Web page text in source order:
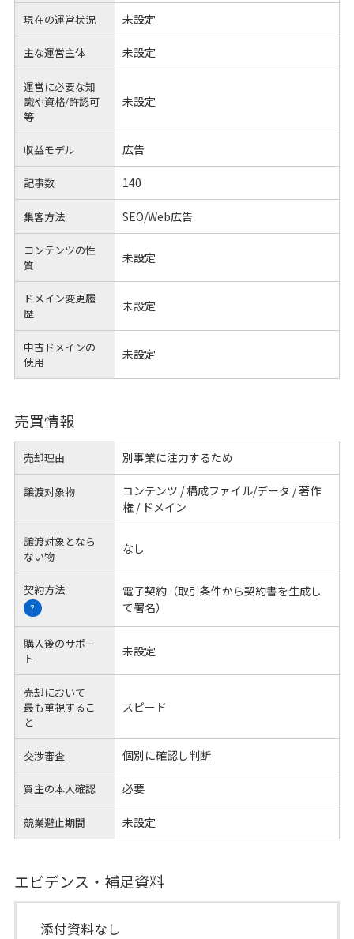
現在の運営状況 未設定
主な運営主体 未設定
運営に必要な知
識や資格/許認可
等
未設定
収益モデル 広告
記事数 140
集客方法 SEO/Web広告
コンテンツの性
質
未設定
ドメイン変更履
歴
未設定
中古ドメインの
使用
未設定
売買情報
売却理由 別事業に注力するため
譲渡対象物
コンテンツ / 構成ファイル/データ / 著作
権 / ドメイン
譲渡対象となら
ない物
なし
契約方法
?
電子契約（取引条件から契約書を生成し
て署名）
購入後のサポー
ト
未設定
売却において
最も重視するこ
と
スピード
交渉審査 個別に確認し判断
買主の本人確認 必要
競業避止期間 未設定
エビデンス・補足資料
添付資料なし